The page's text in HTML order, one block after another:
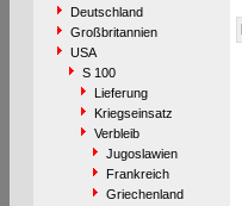
Deutschland
Großbritannien
USA
S 100
Lieferung
Kriegseinsatz
Verbleib
Jugoslawien
Frankreich
Griechenland